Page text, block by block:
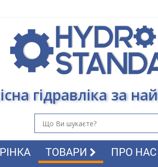
гідравліка за
ТОВАРИ ПРО НАС